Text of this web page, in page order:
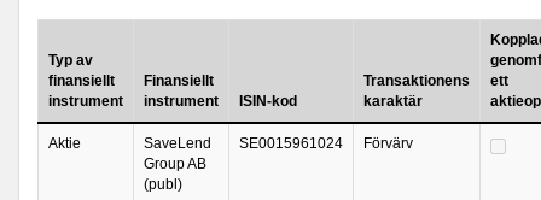
Typ av
finansiellt
instrument
Finansiellt
instrument
ISIN-kod
Transaktionens
karaktär
ett
Aktie
SaveLend
Group AB
(publ)
SE0015961024 Förvärv